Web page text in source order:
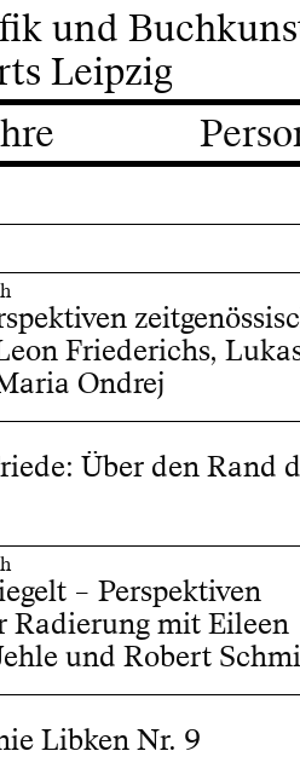
und
Leipzig
Friederichs,
Ondrej
Über den Rand
– Perspektiven
Radierung mit Eileen
und Robert
Libken Nr. 9